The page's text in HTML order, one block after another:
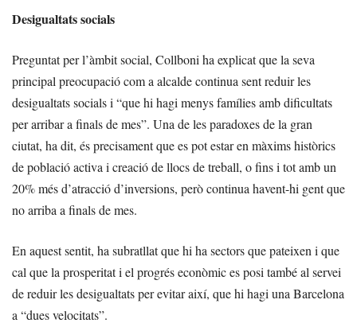
Desigualtats socials
Preguntat per l’àmbit social, Collboni ha explicat que la seva
principal preocupació com a alcalde continua sent reduir les
desigualtats socials i “que hi hagi menys famílies amb dificultats
per arribar a finals de mes”. Una de les paradoxes de la gran
ciutat, ha dit, és precisament que es pot estar en màxims històrics
de població activa i creació de llocs de treball, o fins i tot amb un
20% més d’atracció d’inversions, però continua havent-hi gent que
no arriba a finals de mes.
En aquest sentit, ha subratllat que hi ha sectors que pateixen i que
cal que la prosperitat i el progrés econòmic es posi també al servei
de reduir les desigualtats per evitar així, que hi hagi una Barcelona
a “dues velocitats”.